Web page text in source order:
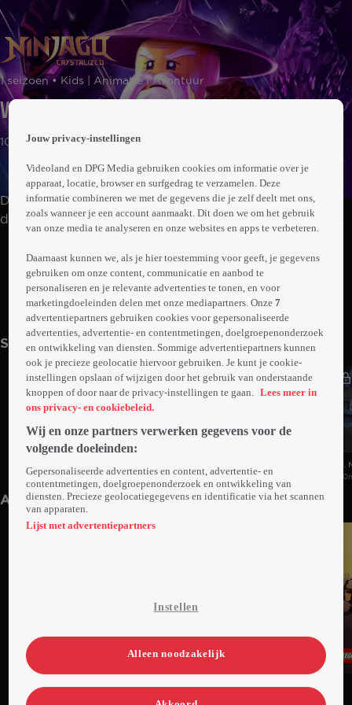
page
1 seizoen • Kids | Animatie | Avontuur
Vaarwel, Zee
10min
De Ninja's proberen Nya terug te halen en een aanval
door de grootste vijanden van Ninjago, geleid door de
mysterieuze Kristalkoning, tegen te houden.
Meer
info
Seizoen 1
10min
Ma 01 dec 25
10min
3.
Anderen kijken ook
programma
programma
Jouw privacy-instellingen
Videoland en DPG Media gebruiken cookies om informatie over je
apparaat, locatie, browser en surfgedrag te verzamelen. Deze
informatie combineren we met de gegevens die je zelf deelt met ons,
zoals wanneer je een account aanmaakt. Dit doen we om het gebruik
van onze media te analyseren en onze websites en apps te verbeteren.
Daarnaast kunnen we, als je hier toestemming voor geeft, je gegevens
gebruiken om onze content, communicatie en aanbod te
personaliseren en je relevante advertenties te tonen, en voor
marketingdoeleinden delen met onze mediapartners. Onze7
advertentiepartners gebruiken cookies voor gepersonaliseerde
advertenties, advertentie- en contentmetingen, doelgroepenonderzoek
en ontwikkeling van diensten. Sommige advertentiepartners kunnen
ook je precieze geolocatie hiervoor gebruiken. Je kunt je cookie-
instellingen opslaan of wijzigen door het gebruik van onderstaande
knoppen of door naar de privacy-instellingen te gaan.
Lees meer in
ons privacy- en cookiebeleid.
Wij en onze partners verwerken gegevens voor de
volgende doeleinden:
Gepersonaliseerde advertenties en content, advertentie- en
contentmetingen, doelgroepenonderzoek en ontwikkeling van
diensten. Precieze geolocatiegegevens en identificatie via het scannen
van apparaten.
Lijst met advertentiepartners
Instellen
Alleen noodzakelijk